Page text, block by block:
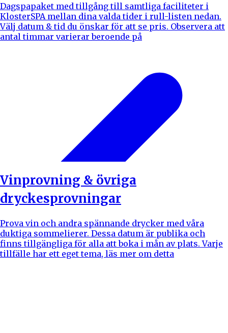
Dagspapaket med tillgång till samtliga faciliteter i
KlosterSPA mellan dina valda tider i rull-listen nedan.
Välj datum & tid du önskar för att se pris. Observera att
antal timmar varierar beroende på
Vinprovning & övriga
dryckesprovningar
Prova vin och andra spännande drycker med våra
duktiga sommelierer. Dessa datum är publika och
finns tillgängliga för alla att boka i mån av plats. Varje
tillfälle har ett eget tema, läs mer om detta